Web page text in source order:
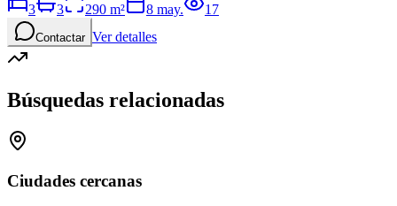
3 3 290 m² 8 may. 17
Contactar Ver detalles
Búsquedas relacionadas
Ciudades cercanas